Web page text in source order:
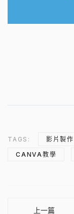
TAGS: 影片製作
CANVA教學
上一篇